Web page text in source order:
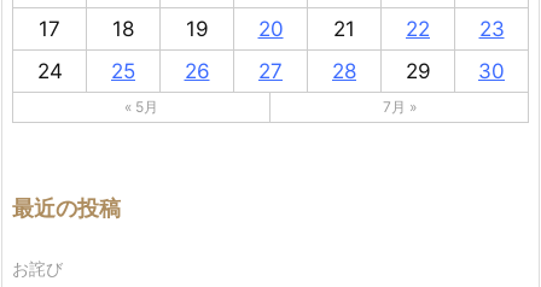
17
18 19 20 21 22
23
24
25 26 27 28 29 30
« 5月 7月 »
最近の投稿
お詫び